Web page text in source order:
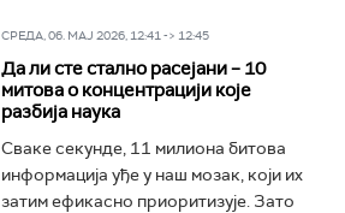
СРЕДА, 06. МАЈ 2026, 12:41 -> 12:45
Да ли сте стално расејани – 10
митова о концентрацији које
разбија наука
Сваке секунде, 11 милиона битова
информација уђе у наш мозак, који их
затим ефикасно приоритизује. Зато